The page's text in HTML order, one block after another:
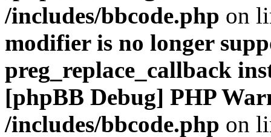
/includes/bbcode.php on
modifier is no longer
preg_replace_callback
[phpBB Debug] PHP
/includes/bbcode.php on